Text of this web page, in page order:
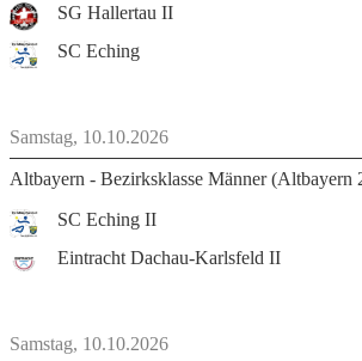
SG Hallertau II
SC Eching
Samstag, 10.10.2026
Altbayern - Bezirksklasse Männer (Altbayern
SC Eching II
Eintracht Dachau-Karlsfeld II
Samstag, 10.10.2026